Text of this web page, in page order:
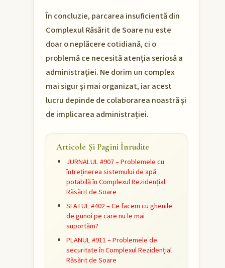
În concluzie, parcarea insuficientă din
Complexul Răsărit de Soare nu este
doar o neplăcere cotidiană, ci o
problemă ce necesită atenția seriosă a
administrației. Ne dorim un complex
mai sigur și mai organizat, iar acest
lucru depinde de colaborarea noastră și
de implicarea administrației.
Articole Și Pagini Înrudite
JURNALUL #907 – Problemele cu
întreținerea sistemului de apă
potabilă în Complexul Rezidențial
Răsărit de Soare
SFATUL #402 – Ce facem cu ghenile
de gunoi pe care nu le mai
suportăm?
PLANUL #911 – Problemele de
securitate în Complexul Rezidențial
Răsărit de Soare